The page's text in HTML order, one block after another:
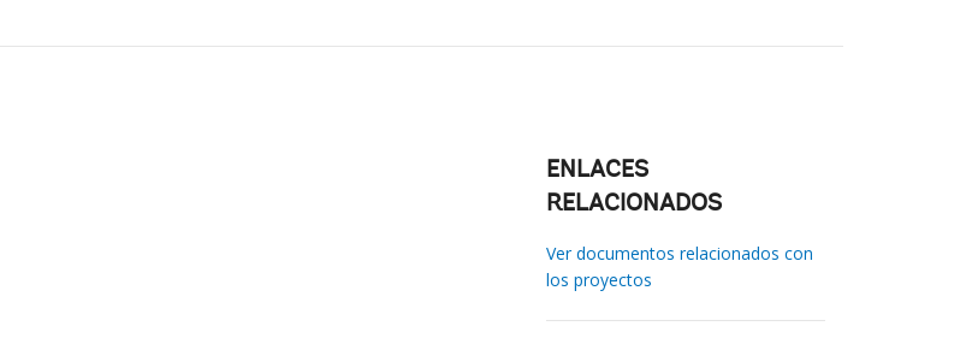
ENLACES
RELACIONADOS
Ver documentos relacionados con
los proyectos